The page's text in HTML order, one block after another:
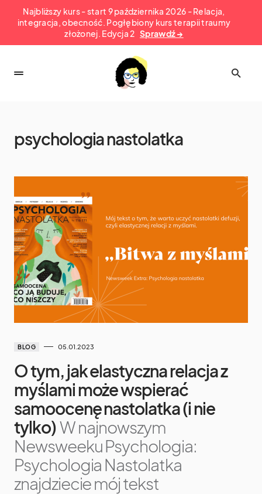
Najbliższy kurs - start 9 października 2026 - Relacja,
integracja, obecność. Pogłębiony kurs terapii traumy
złożonej. Edycja 2 Sprawdź →
psychologia nastolatka
BLOG 05.01.2023
O tym, jak elastyczna relacja z
myślami może wspierać
samoocenę nastolatka (i nie
tylko)W najnowszym
Newsweeku Psychologia:
Psychologia Nastolatka
znajdziecie mój tekst